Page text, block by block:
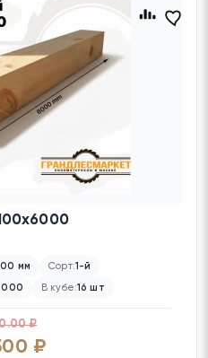
мм Сорт:1-й
В кубе:16 шт
₽
₽